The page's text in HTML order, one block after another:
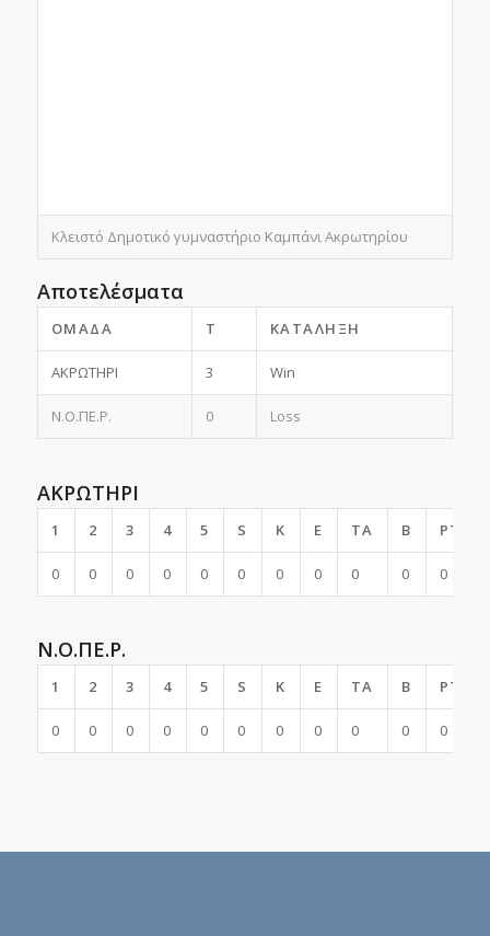
Κλειστό Δημοτικό γυμναστήριο Καμπάνι Ακρωτηρίου
Αποτελέσματα
ΟΜΆΔΑ T ΚΑΤΆΛΗΞΗ
ΑΚΡΩΤΗΡΙ 3 Win
Ν.Ο.ΠΕ.Ρ. 0 Loss
ΑΚΡΩΤΗΡΙ
1 2 3 4 5 S K E TA B PTS
0 0 0 0 0 0 0 0 0 0 0
Ν.Ο.ΠΕ.Ρ.
1 2 3 4 5 S K E TA B PTS
0 0 0 0 0 0 0 0 0 0 0